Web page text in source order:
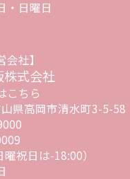
・日曜日
会社】
株式会社
こちら
県高岡市清水町3-5-58
祝日は-18:00）